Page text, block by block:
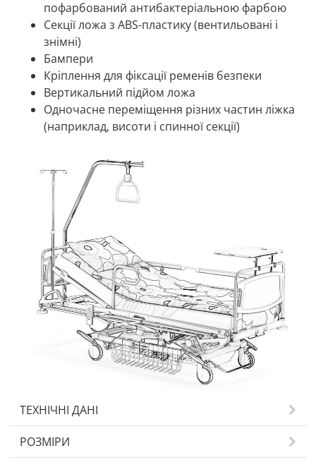
пофарбований антибактеріальною фарбою
Секції ложа з ABS-пластику (вентильовані і
знімні)
Бампери
Кріплення для фіксації ременів безпеки
Вертикальний підйом ложа
Одночасне переміщення різних частин ліжка
(наприклад, висоти і спинної секції)
ТЕХНІЧНІ ДАНІ
РОЗМІРИ